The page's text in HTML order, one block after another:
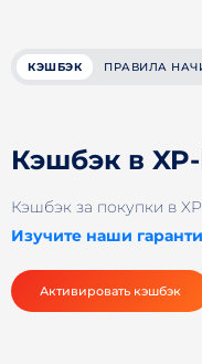
КЭШБЭК ПРАВИЛА
Кэшбэк в
Кэшбэк за покупки в
Изучите наши
Активировать кэшбэк